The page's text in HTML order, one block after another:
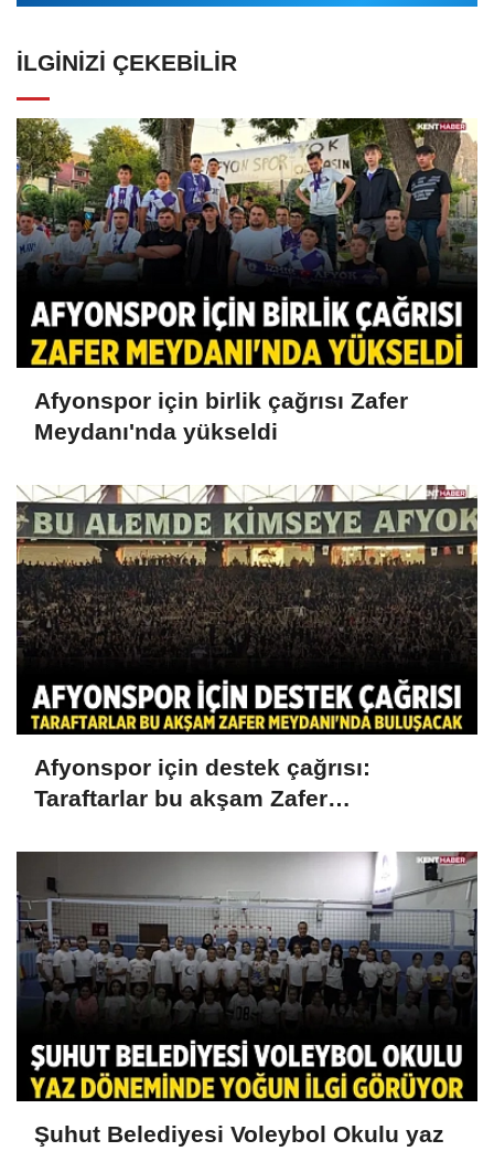
İLGINIZI ÇEKEBILIR
Afyonspor için birlik çağrısı Zafer
Meydanı'nda yükseldi
Afyonspor için destek çağrısı:
Taraftarlar bu akşam Zafer
Şuhut Belediyesi Voleybol Okulu yaz